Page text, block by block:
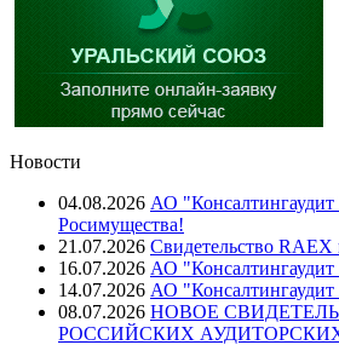
Новости
04.08.2026 АО "Консалтингаудит
Росимущества!
21.07.2026 Свидетельство
16.07.2026 АО
14.07.2026 АО
08.07.2026 НОВОЕ
РОССИЙСКИХ